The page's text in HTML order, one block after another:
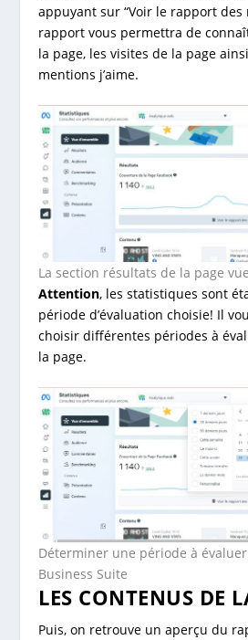
appuyant sur “Voir le rapport des
rapport vous permettra de
la page, les visites de la page
mentions j’aime.
La section résultats de la page
Attention, les statistiques sont
période d’évaluation choisie! Il
choisir différentes périodes à
la page.
Déterminer une période à
Business Suite
LES CONTENUS DE
Puis, on retrouve un aperçu du